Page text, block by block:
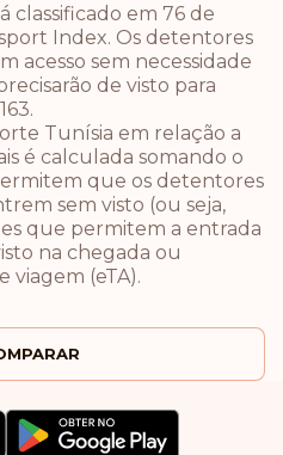
classificado em 76 de
Index. Os detentores
acesso sem necessidade
de visto para
Tunísia em relação a
é calculada somando o
que os detentores
sem visto (ou seja,
que permitem a entrada
na chegada ou
viagem (eTA).